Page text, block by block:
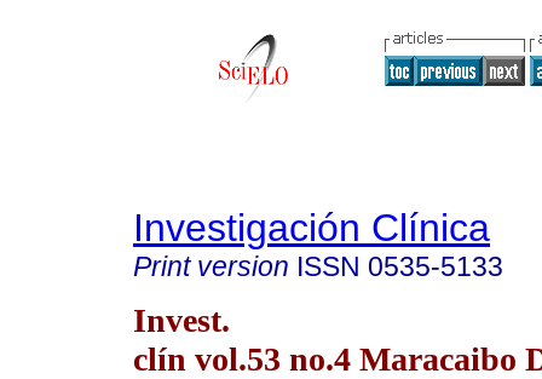
Investigación Clínica
Print version ISSN 0535-5133
Invest.
clín vol.53 no.4 Maracaibo